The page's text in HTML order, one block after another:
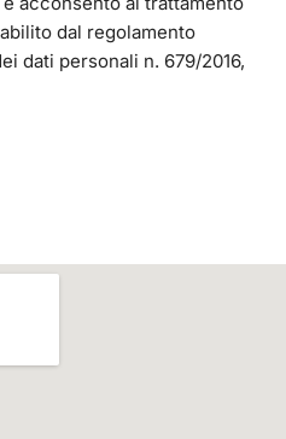
dal regolamento
dati personali n. 679/2016,